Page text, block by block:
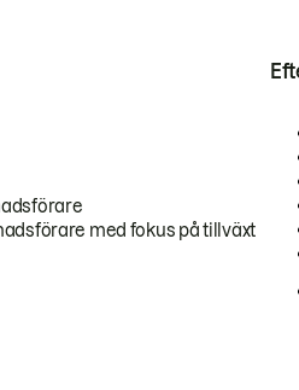
med fokus på tillväxt